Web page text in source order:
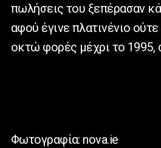
πωλήσεις του ξεπέρασαν
αφού έγινε πλατινένιο
οκτώ φορές μέχρι το 1995,
Φωτογραφία: nova.ie